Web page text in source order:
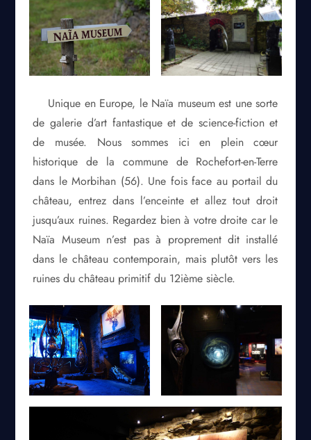
Unique en Europe, le Naïa museum est une sorte
de galerie d’art fantastique et de science-fiction et
de musée. Nous sommes ici en plein cœur
historique de la commune de Rochefort-en-Terre
dans le Morbihan (56). Une fois face au portail du
château, entrez dans l’enceinte et allez tout droit
jusqu’aux ruines. Regardez bien à votre droite car le
Naïa Museum n’est pas à proprement dit installé
dans le château contemporain, mais plutôt vers les
ruines du château primitif du 12ième siècle.